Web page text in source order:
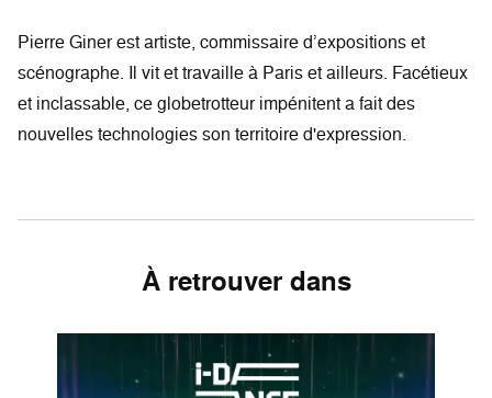
Pierre Giner est artiste, commissaire d’expositions et
scénographe. Il vit et travaille à Paris et ailleurs. Facétieux
et inclassable, ce globetrotteur impénitent a fait des
nouvelles technologies son territoire d'expression.
À retrouver dans